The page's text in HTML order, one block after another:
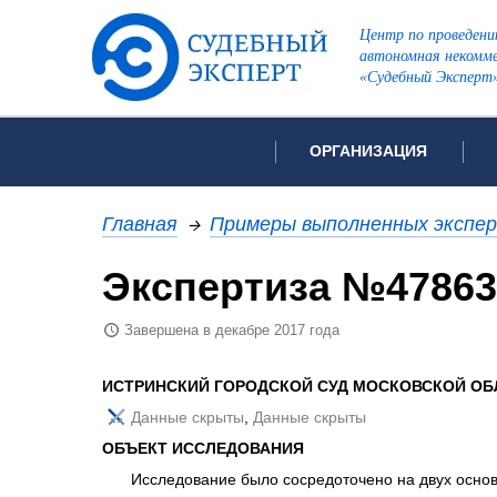
Центр по
автономная
«Судебный
ОРГАНИЗАЦИЯ
Об организации
Рекомендации
Вакансии
Политика
Список всех
Инженерно-
Пожарно-
Главная → Примеры выполненных
Экспертиза №47863
Завершена в декабре 2017 года
ИСТРИНСКИЙ ГОРОДСКОЙ СУД МОСКОВСКОЙ
Данные скрыты, Данные скрыты
ОБЪЕКТ ИССЛЕДОВАНИЯ
Исследование было сосредоточено на двух